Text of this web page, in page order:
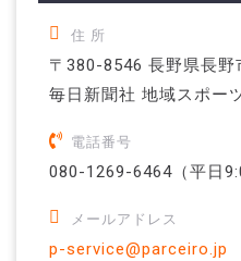
住 所
〒380-8546 長野県長野
毎日新聞社 地域スポー
電話番号
080-1269-6464（平日
メールアドレス
p-service@parceiro.jp